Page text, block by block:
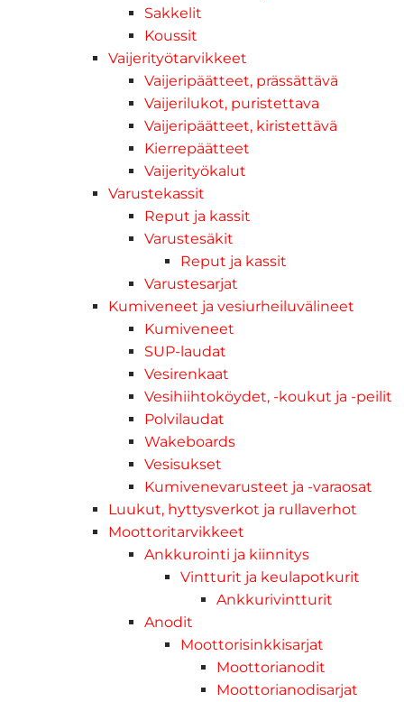
Sakkelit
Koussit
Vaijerityötarvikkeet
Vaijeripäätteet, prässättävä
Vaijerilukot, puristettava
Vaijeripäätteet, kiristettävä
Kierrepäätteet
Vaijerityökalut
Varustekassit
Reput ja kassit
Varustesäkit
Reput ja kassit
Varustesarjat
Kumiveneet ja vesiurheiluvälineet
Kumiveneet
SUP-laudat
Vesirenkaat
Vesihiihtoköydet, -koukut ja -peilit
Polvilaudat
Wakeboards
Vesisukset
Kumivenevarusteet ja -varaosat
Luukut, hyttysverkot ja rullaverhot
Moottoritarvikkeet
Ankkurointi ja kiinnitys
Vintturit ja keulapotkurit
Ankkurivintturit
Anodit
Moottorisinkkisarjat
Moottorianodit
Moottorianodisarjat